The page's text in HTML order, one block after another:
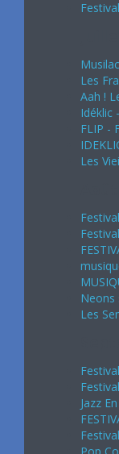
Musilac
Les
Aah !
Idéklic
FLIP -
Les
Neons
Les
Jazz